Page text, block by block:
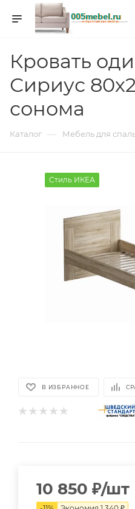
Кровать
Сириус
сонома
Каталог — Мебель для
Стиль ИКЕА
В ИЗБРАННОЕ
10 850 ₽/шт